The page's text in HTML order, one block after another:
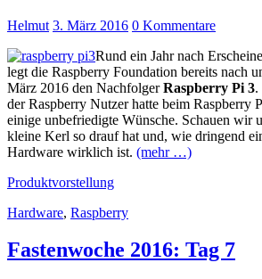
Helmut 3. März 2016 0 Kommentare
Rund ein Jahr nach
legt die Raspberry Foundation bereits nach
März 2016 den NachfolgerRaspberry Pi 3.
der Raspberry Nutzer hatte beim Raspberry
einige unbefriedigte Wünsche. Schauen wir
kleine Kerl so drauf hat und, wie dringend
Hardware wirklich ist. (mehr …)
Produktvorstellung
Hardware, Raspberry
Fastenwoche 2016: Tag 7